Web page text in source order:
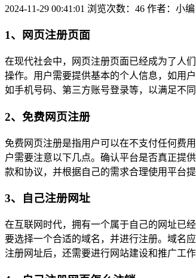
2024-11-29 00:41:01 浏览次数：46 作者：小编
1、网页注册页面
在现代社会中，网页注册页面已经成为了人
操作。用户需要提供基本的个人信息，如用
如手机号码、第三方账号登录等，以满足不同
2、免费网页注册
免费网页注册是指用户可以在不支付任何费
户需要注意以下几点。确认平台是否真正提
款和协议，并根据自己的需求合理使用平台提
3、自己注册网址
在互联网时代，拥有一个属于自己的网址已
要选择一个合适的域名，并进行注册。域名
注册网址后，还需要进行网站建设和推广工